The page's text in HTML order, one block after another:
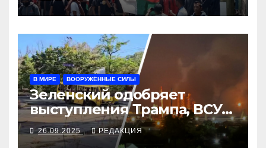
В МИРЕ ВООРУЖЁННЫЕ СИЛЫ
Зеленский одобряет
выступления Трампа, ВСУ
закрыли Добропольский
рубеж
26.09.2025 РЕДАКЦИЯ